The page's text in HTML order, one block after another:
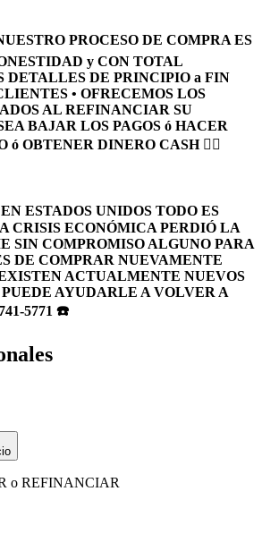
PROCESO DE COMPRA ES
y CON TOTAL
DETALLES DE PRINCIPIO a FIN
• OFRECEMOS LOS
AL REFINANCIAR SU
BAJAR LOS PAGOS ó HACER
ó OBTENER DINERO CASH 🏴‍☠️
ESTADOS UNIDOS TODO ES
CRISIS ECONÓMICA PERDIÓ LA
SIN COMPROMISO ALGUNO PARA
DE COMPRAR NUEVAMENTE
ACTUALMENTE NUEVOS
AYUDARLE A VOLVER A
5771 ☎️
o REFINANCIAR